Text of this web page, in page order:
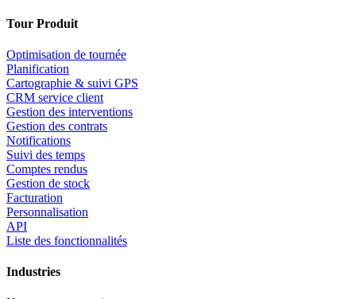
Tour Produit
Optimisation de tournée
Planification
Cartographie & suivi GPS
CRM service client
Gestion des interventions
Gestion des contrats
Notifications
Suivi des temps
Comptes rendus
Gestion de stock
Facturation
Personnalisation
API
Liste des fonctionnalités
Industries